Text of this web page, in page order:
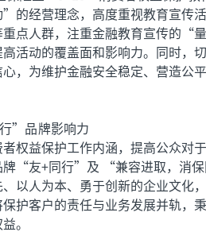
经营理念，高度重视教育宣传
点人群，注重金融教育宣传的“
动的覆盖面和影响力。同时，
，为维护金融安全稳定、营造公
”品牌影响力
权益保护工作内涵，提高公众对
“友+同行”及 “兼容进取，消保
以人为本、勇于创新的企业文化
护客户的责任与业务发展并轨
。